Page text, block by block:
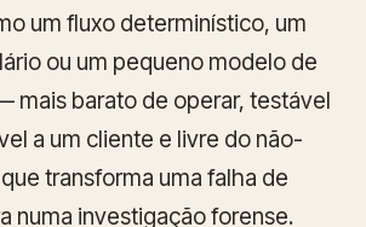
um fluxo determinístico, um
ou um pequeno modelo de
mais barato de operar, testável
a um cliente e livre do não-
transforma uma falha de
numa investigação forense.